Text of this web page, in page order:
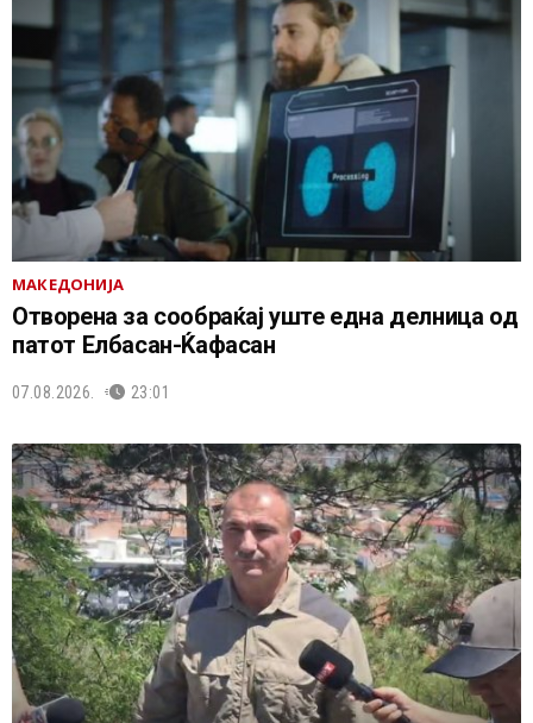
МАКЕДОНИЈА
Отворена за сообраќај уште една делница од
патот Елбасан-Ќафасан
07.08.2026. 23:01